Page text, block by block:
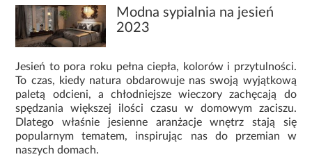
różnych wymiarach całościowych, przy zachowaniu
standardowej dla łóżek jedno- i dwuosobowych
powierzchni do spania. Sprawia to, że można bez
dostępnej w pomieszczeniu przestrzeni. W mniejszych
pomieszczeniach świetnie sprawdzającym się
rozwiązaniem okazuje się być łóżko piętrowe czy
rozkładane, których rozmiar w niewielkim pomieszczeniu
pozwala na funkcjonalne urządzenie reszty pokoju. Co
ważne, w ofercie Abra znaleźć można również łóżko z
szufladami, co bardzo ułatwia przechowywanie pościeli
Modna sypialnia na jesień
2023
Jesień to pora roku pełna ciepła, kolorów i przytulności.
To czas, kiedy natura obdarowuje nas swoją wyjątkową
paletą odcieni, a chłodniejsze wieczory zachęcają do
spędzania większej ilości czasu w domowym zaciszu.
Dlatego właśnie jesienne aranżacje wnętrz stają się
popularnym tematem, inspirując nas do przemian w
naszych domach.